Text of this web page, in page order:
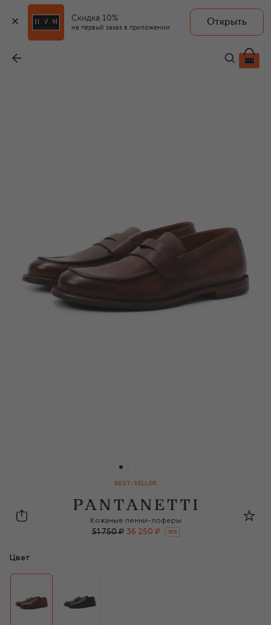
Скидка 10%
на первый заказ в приложении
Открыть
36 250 ₽
BEST-SELLER
Pantanetti
Кожаные пенни-лоферы
51 750 ₽ 36 250 ₽ -30%
Цвет